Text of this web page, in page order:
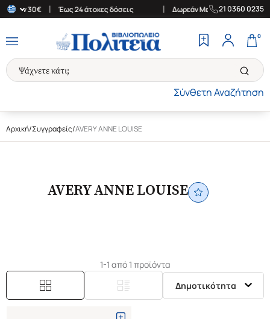
των 30€ Έως 24 άτοκες δόσεις Δωρεάν Μεταφορικά στην
21 0360 0235
Σύνθετη Αναζήτηση
0
Αρχική/Συγγραφείς/AVERY ANNE LOUISE
AVERY ANNE LOUISE
1-1 από 1 προϊόντα
Δημοτικότητα